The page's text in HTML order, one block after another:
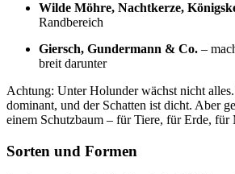
Wilde Möhre, Nachtkerze,
Randbereich
Giersch, Gundermann & Co. –
breit darunter
Achtung: Unter Holunder wächst nicht
dominant, und der Schatten ist dicht. Aber
einem Schutzbaum – für Tiere, für Erde, für
Sorten und Formen